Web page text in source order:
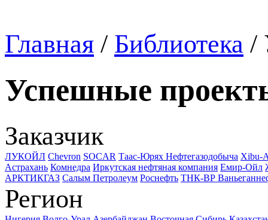
Главная / Библиотека /
Успешные
Заказчик
ЛУКОЙЛ Chevron SOCAR Таас-Юрях Нефтегазодобыча Xibu-
Астрахань Комнедра Иркутская нефтяная компания Емир-Ойл
АРКТИКГАЗ Салым Петролеум Роснефть ТНК-ВР
Регион